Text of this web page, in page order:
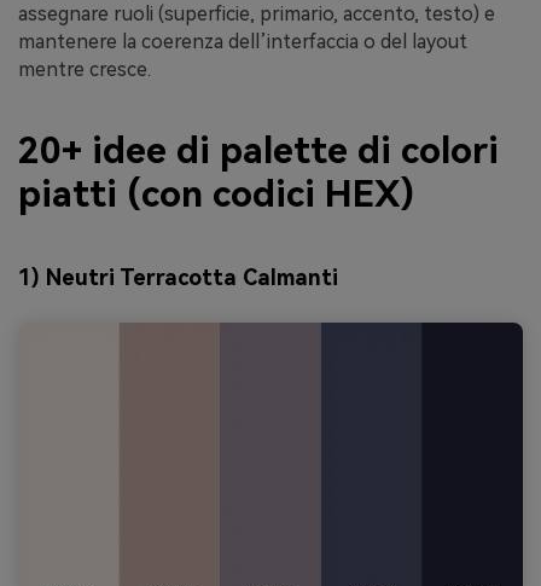
assegnare ruoli (superficie, primario, accento, testo) e
mantenere la coerenza dell’interfaccia o del layout
mentre cresce.
20+ idee di palette di colori
piatti (con codici HEX)
1) Neutri Terracotta Calmanti